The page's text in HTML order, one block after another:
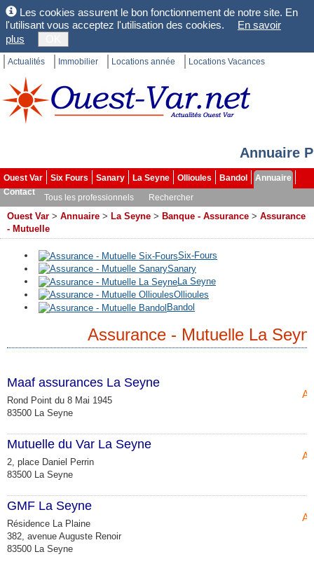
Les cookies assurent le bon fonctionnement de notre site. En
l'utilisant vous acceptez l'utilisation des cookies.
En savoir
plus
Actualités Immobilier Locations année Locations Vacances
Annuaire
Ouest Var Six Fours Sanary La Seyne Ollioules Bandol
Annuaire
Contact
Tous les professionnels Rechercher
Ouest Var > Annuaire > La Seyne > Banque - Assurance > Assurance
- Mutuelle
Six-Fours
Sanary
La Seyne
Ollioules
Bandol
Assurance - Mutuelle La
Maaf assurances La Seyne
Rond Point du 8 Mai 1945
83500 La Seyne
Mutuelle du Var La Seyne
2, place Daniel Perrin
83500 La Seyne
GMF La Seyne
Résidence La Plaine
382, avenue Auguste Renoir
83500 La Seyne